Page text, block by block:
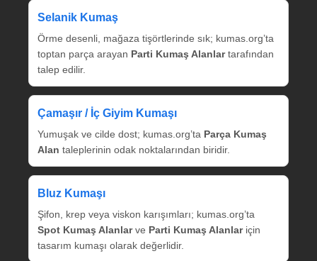
Selanik Kumaş
Örme desenli, mağaza tişörtlerinde sık; kumas.org’ta
toptan parça arayan Parti Kumaş Alanlartarafından
talep edilir.
Çamaşır / İç Giyim Kumaşı
Yumuşak ve cilde dost; kumas.org’ta Parça Kumaş
Alan taleplerinin odak noktalarından biridir.
Bluz Kumaşı
Şifon, krep veya viskon karışımları; kumas.org’ta
Spot Kumaş Alanlarve Parti Kumaş Alanlariçin
tasarım kumaşı olarak değerlidir.